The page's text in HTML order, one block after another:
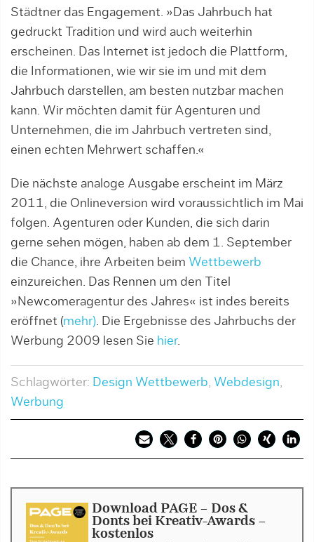
Städtner das Engagement. »Das Jahrbuch hat
gedruckt Tradition und wird auch weiterhin
erscheinen. Das Internet ist jedoch die Plattform,
die Informationen, wie wir sie im und mit dem
Jahrbuch darstellen, am besten nutzbar machen
kann. Wir möchten damit für Agenturen und
Unternehmen, die im Jahrbuch vertreten sind,
einen echten Mehrwert schaffen.«
Die nächste analoge Ausgabe erscheint im März
2011, die Onlineversion wird voraussichtlich im Mai
folgen. Agenturen oder Kunden, die sich darin
gerne sehen mögen, haben ab dem 1. September
die Chance, ihre Arbeiten beim Wettbewerb
einzureichen. Das Rennen um den Titel
»Newcomeragentur des Jahres« ist indes bereits
eröffnet (mehr). Die Ergebnisse des Jahrbuchs der
Werbung 2009 lesen Sie hier.
Schlagwörter: Design Wettbewerb, Webdesign,
Werbung
Download PAGE - Dos &
Donts bei Kreativ-Awards -
kostenlos